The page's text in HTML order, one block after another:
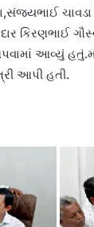
કિરણભાઈ
આવ્યું
આપી હતી.